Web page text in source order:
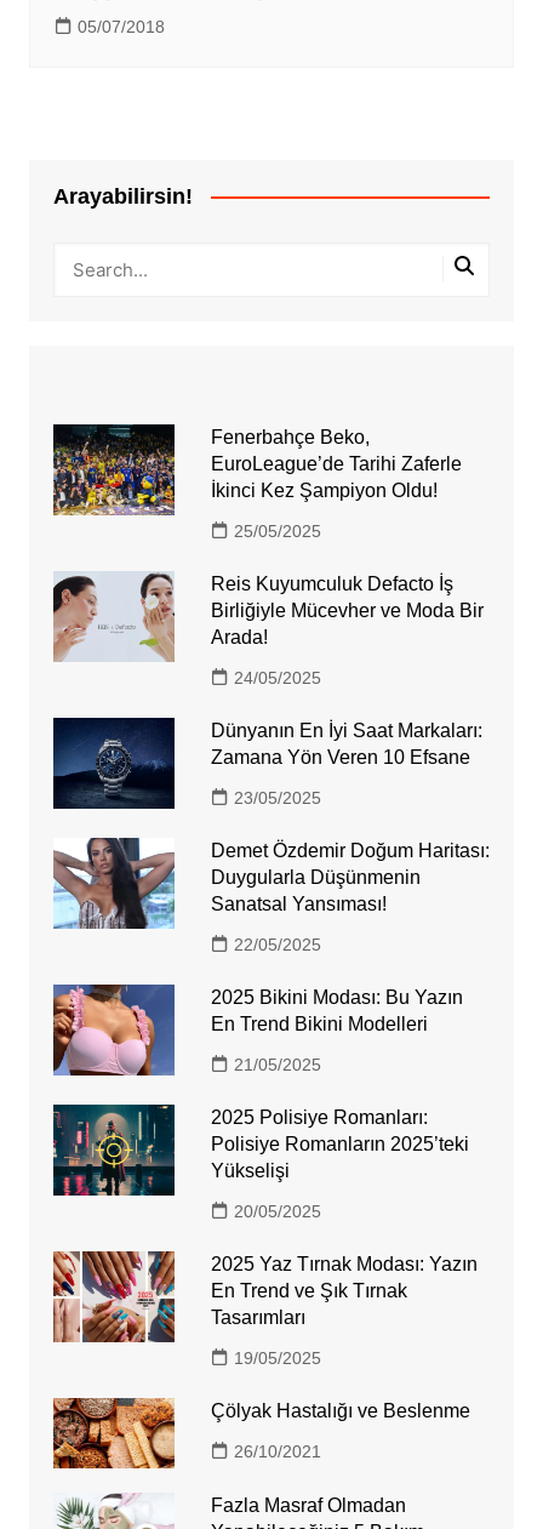
05/07/2018
Arayabilirsin!
Fenerbahçe Beko,
EuroLeague’de Tarihi Zaferle
İkinci Kez Şampiyon Oldu!
25/05/2025
Reis Kuyumculuk Defacto İş
Birliğiyle Mücevher ve Moda Bir
Arada!
24/05/2025
Dünyanın En İyi Saat Markaları:
Zamana Yön Veren 10 Efsane
23/05/2025
Demet Özdemir Doğum Haritası:
Duygularla Düşünmenin
Sanatsal Yansıması!
22/05/2025
2025 Bikini Modası: Bu Yazın
En Trend Bikini Modelleri
21/05/2025
2025 Polisiye Romanları:
Polisiye Romanların 2025’teki
Yükselişi
20/05/2025
2025 Yaz Tırnak Modası: Yazın
En Trend ve Şık Tırnak
Tasarımları
19/05/2025
Çölyak Hastalığı ve Beslenme
26/10/2021
Fazla Masraf Olmadan